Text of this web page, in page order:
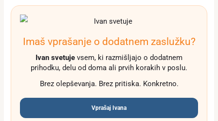
Imaš vprašanje o dodatnem zaslužku?
Ivan svetuje vsem, ki razmišljajo o dodatnem
prihodku, delu od doma ali prvih korakih v poslu.
Brez olepševanja. Brez pritiska. Konkretno.
Vprašaj Ivana